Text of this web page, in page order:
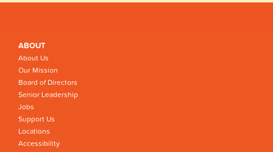
ABOUT
About Us
Our Mission
Board of Directors
Senior Leadership
Jobs
Support Us
Locations
Accessibility